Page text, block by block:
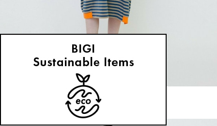
FRAPBOIS PARK
(わんぴーす) /